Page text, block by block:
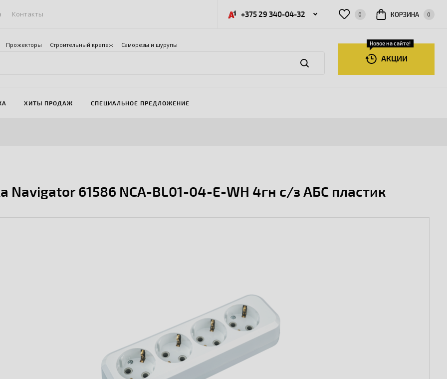
Контакты +375 29 340-04-32 0 КОРЗИНА 0
Прожекторы Строительный крепеж Саморезы и шурупы
АКЦИИ
Новое на сайте!
ХИТЫ ПРОДАЖ СПЕЦИАЛЬНОЕ ПРЕДЛОЖЕНИЕ
Navigator 61586 NCA-BL01-04-E-WH 4гн с/з АБС пластик